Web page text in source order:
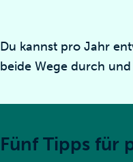
Du kannst pro Jahr
beide Wege durch
Fünf Tipps für